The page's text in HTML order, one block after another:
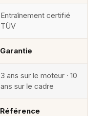
Entraînement certifié
TÜV
Garantie
3 ans sur le moteur · 10
ans sur le cadre
Référence